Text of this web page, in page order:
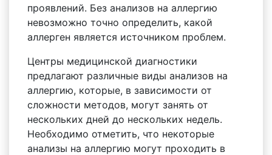
проявлений. Без анализов на аллергию
невозможно точно определить, какой
аллерген является источником проблем.
Центры медицинской диагностики
предлагают различные виды анализов на
аллергию, которые, в зависимости от
сложности методов, могут занять от
нескольких дней до нескольких недель.
Необходимо отметить, что некоторые
анализы на аллергию могут проходить в